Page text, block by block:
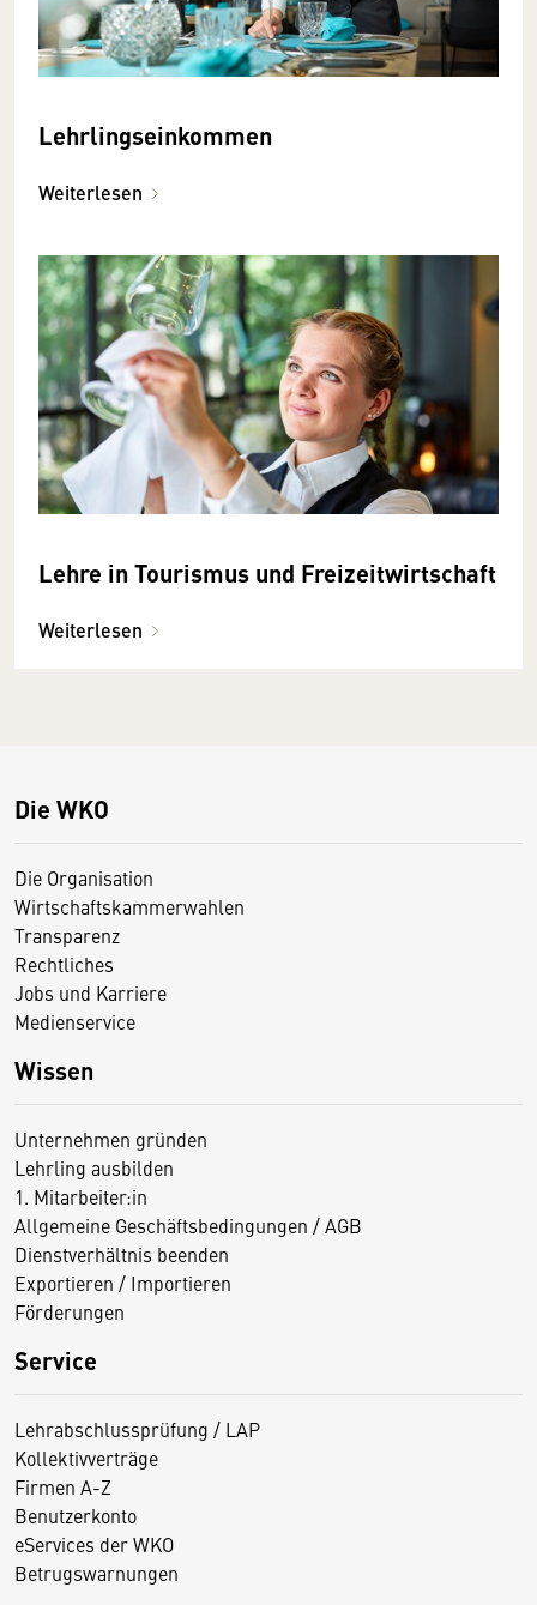
Lehrlingseinkommen
Weiterlesen
Lehre in Tourismus und Freizeitwirtschaft
Weiterlesen
Die WKO
Die Organisation
Wirtschaftskammerwahlen
Transparenz
Rechtliches
Jobs und Karriere
Medienservice
Wissen
Unternehmen gründen
Lehrling ausbilden
1. Mitarbeiter:in
Allgemeine Geschäftsbedingungen / AGB
Dienstverhältnis beenden
Exportieren / Importieren
Förderungen
Service
Lehrabschlussprüfung / LAP
Kollektivverträge
Firmen A-Z
Benutzerkonto
eServices der WKO
Betrugswarnungen